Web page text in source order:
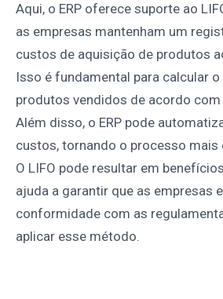
Aqui, o ERP oferece suporte ao
as empresas mantenham um
custos de aquisição de produtos
Isso é fundamental para calcular
produtos vendidos de acordo com
Além disso, o ERP pode
custos, tornando o processo mais
O LIFO pode resultar em
ajuda a garantir que as empresas
conformidade com as
aplicar esse método.